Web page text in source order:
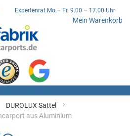
Expertenrat Mo.– Fr. 9.00 – 17.00 Uhr
Mein Warenkorb
DUROLUX Sattel
aus Aluminium